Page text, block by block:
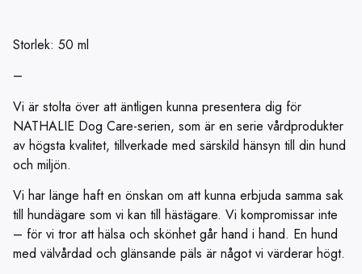
Storlek: 50 ml
–
Vi är stolta över att äntligen kunna presentera dig för
NATHALIE Dog Care-serien, som är en serie vårdprodukter
av högsta kvalitet, tillverkade med särskild hänsyn till din hund
och miljön.
Vi har länge haft en önskan om att kunna erbjuda samma sak
till hundägare som vi kan till hästägare. Vi kompromissar inte
– för vi tror att hälsa och skönhet går hand i hand. En hund
med välvårdad och glänsande päls är något vi värderar högt.